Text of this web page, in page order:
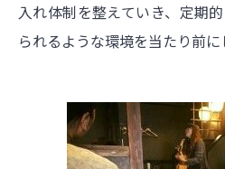
入れ体制を整えていき、定期
られるような環境を当たり前に